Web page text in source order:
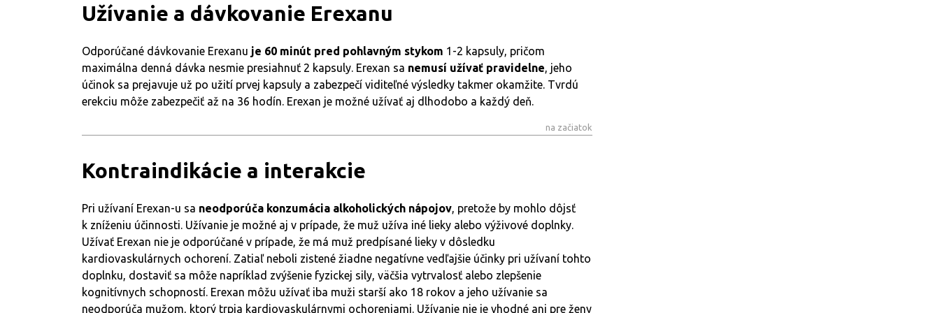
Užívanie a dávkovanie Erexanu
Odporúčané dávkovanie Erexanu je 60 minút pred pohlavným stykom 1-2 kapsuly, pričom
maximálna denná dávka nesmie presiahnuť 2 kapsuly. Erexan sa nemusí užívať pravidelne, jeho
účinok sa prejavuje už po užití prvej kapsuly a zabezpečí viditeľné výsledky takmer okamžite. Tvrdú
erekciu môže zabezpečiť až na 36 hodín. Erexan je možné užívať aj dlhodobo a každý deň.
na začiatok
Kontraindikácie a interakcie
Pri užívaní Erexan-u sa neodporúča konzumácia alkoholických nápojov, pretože by mohlo dôjsť
k zníženiu účinnosti. Užívanie je možné aj v prípade, že muž užíva iné lieky alebo výživové doplnky.
Užívať Erexan nie je odporúčané v prípade, že má muž predpísané lieky v dôsledku
kardiovaskulárnych ochorení. Zatiaľ neboli zistené žiadne negatívne vedľajšie účinky pri užívaní tohto
doplnku, dostaviť sa môže napríklad zvýšenie fyzickej sily, väčšia vytrvalosť alebo zlepšenie
kognitívnych schopností. Erexan môžu užívať iba muži starší ako 18 rokov a jeho užívanie sa
neodporúča mužom, ktorý trpia kardiovaskulárnymi ochoreniami. Užívanie nie je vhodné ani pre ženy